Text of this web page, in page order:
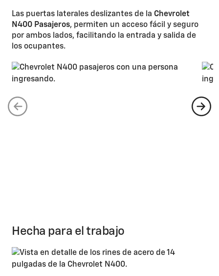
Las puertas laterales deslizantes de la Chevrolet
N400 Pasajeros, permiten un acceso fácil y seguro
por ambos lados, facilitando la entrada y salida de
los ocupantes.
Hecha para el trabajo